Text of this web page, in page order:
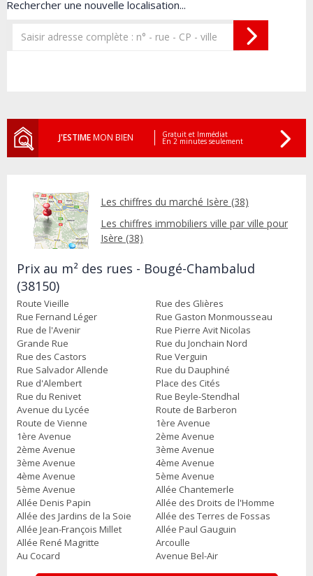
Rechercher une nouvelle localisation...
J'ESTIMEMON BIEN Gratuit et Immédiat
En 2 minutes seulement
Les chiffres du marché Isère (38)
Les chiffres immobiliers ville par ville pour
Isère (38)
Prix au m² des rues - Bougé-Chambalud
(38150)
Route Vieille
Rue des Glières
Rue Fernand Léger
Rue Gaston Monmousseau
Rue de l'Avenir
Rue Pierre Avit Nicolas
Grande Rue
Rue du Jonchain Nord
Rue des Castors
Rue Verguin
Rue Salvador Allende
Rue du Dauphiné
Rue d'Alembert
Place des Cités
Rue du Renivet
Rue Beyle-Stendhal
Avenue du Lycée
Route de Barberon
Route de Vienne
1ère Avenue
1ère Avenue
2ème Avenue
2ème Avenue
3ème Avenue
3ème Avenue
4ème Avenue
4ème Avenue
5ème Avenue
5ème Avenue
Allée Chantemerle
Allée Denis Papin
Allée des Droits de l'Homme
Allée des Jardins de la Soie
Allée des Terres de Fossas
Allée Jean-François Millet
Allée Paul Gauguin
Allée René Magritte
Arcoulle
Au Cocard
Avenue Bel-Air